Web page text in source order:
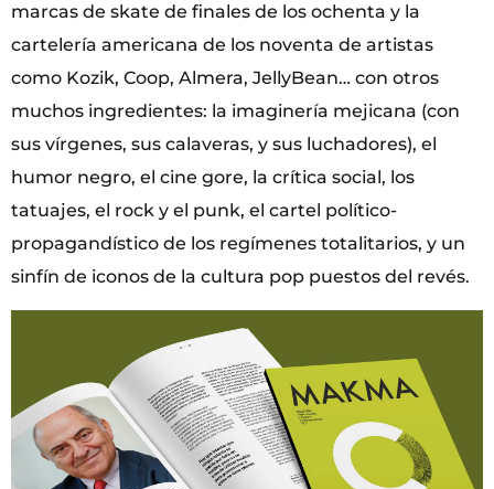
marcas de skate de finales de los ochenta y la
cartelería americana de los noventa de artistas
como Kozik, Coop, Almera, JellyBean… con otros
muchos ingredientes: la imaginería mejicana (con
sus vírgenes, sus calaveras, y sus luchadores), el
humor negro, el cine gore, la crítica social, los
tatuajes, el rock y el punk, el cartel político-
propagandístico de los regímenes totalitarios, y un
sinfín de iconos de la cultura pop puestos del revés.